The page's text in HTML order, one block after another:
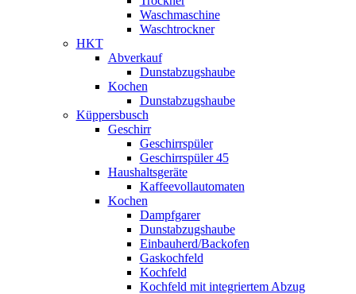
Waschmaschine
Waschtrockner
HKT
Abverkauf
Dunstabzugshaube
Kochen
Dunstabzugshaube
Küppersbusch
Geschirr
Geschirrspüler
Geschirrspüler 45
Haushaltsgeräte
Kaffeevollautomaten
Kochen
Dampfgarer
Dunstabzugshaube
Einbauherd/Backofen
Gaskochfeld
Kochfeld
Kochfeld mit integriertem Abzug